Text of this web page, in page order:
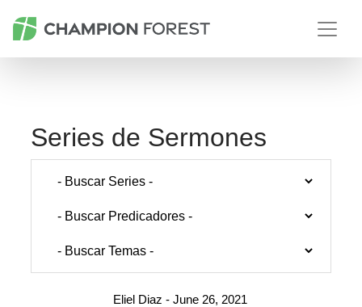
Series de Sermones
Eliel Diaz - June 26, 2021